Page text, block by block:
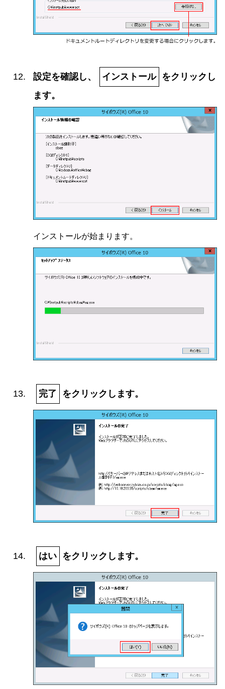
設定を確認し、 インストール をクリックし
ます。
インストールが始まります。
完了 をクリックします。
はい をクリックします。